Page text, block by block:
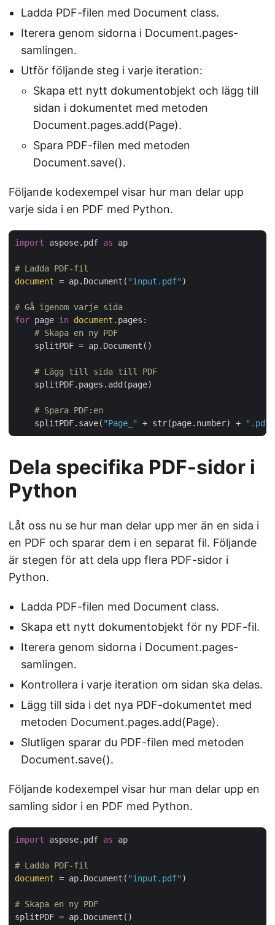
Ladda PDF-filen med Document class.
Iterera genom sidorna i Document.pages-
samlingen.
Utför följande steg i varje iteration:
Skapa ett nytt dokumentobjekt och lägg till
sidan i dokumentet med metoden
Document.pages.add(Page).
Spara PDF-filen med metoden
Document.save().
Följande kodexempel visar hur man delar upp
varje sida i en PDF med Python.
import aspose.pdf as ap
# Ladda PDF-fil
document = ap.Document( "input.pdf" )
# Gå igenom varje sida
for page in document .pages:
# Skapa en ny PDF
    splitPDF = ap.Document()
# Lägg till sida till PDF
    splitPDF.pages.add(page)
# Spara PDF:en
    splitPDF.save(
"Page_" + str(page.number) + ".pdf"
Dela specifika PDF-sidor i
Python
Låt oss nu se hur man delar upp mer än en sida i
en PDF och sparar dem i en separat fil. Följande
är stegen för att dela upp flera PDF-sidor i
Python.
Ladda PDF-filen med Document class.
Skapa ett nytt dokumentobjekt för ny PDF-fil.
Iterera genom sidorna i Document.pages-
samlingen.
Kontrollera i varje iteration om sidan ska delas.
Lägg till sida i det nya PDF-dokumentet med
metoden Document.pages.add(Page).
Slutligen sparar du PDF-filen med metoden
Document.save().
Följande kodexempel visar hur man delar upp en
samling sidor i en PDF med Python.
import aspose.pdf as ap
# Ladda PDF-fil
document = ap.Document( "input.pdf" )
# Skapa en ny PDF
splitPDF = ap.Document()